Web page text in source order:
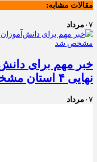
مقالات مشابه:
۰۷ مرداد
خبر مهم برای
نهایی ۴ استان مشخص شد
۰۷ مرداد